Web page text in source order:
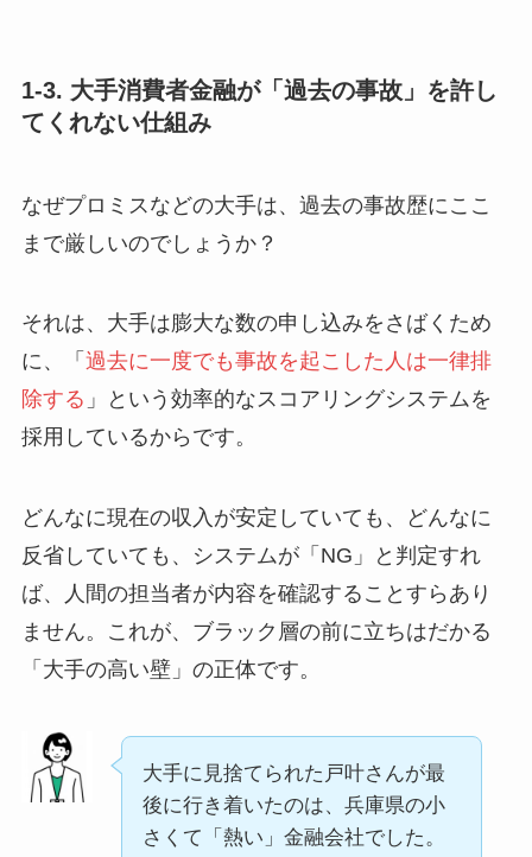
1-3. 大手消費者金融が「過去の事故」を許し
てくれない仕組み
なぜプロミスなどの大手は、過去の事故歴にここ
まで厳しいのでしょうか？
それは、大手は膨大な数の申し込みをさばくため
に、「 過去に一度でも事故を起こした人は一律排
除する 」という効率的なスコアリングシステムを
採用しているからです。
どんなに現在の収入が安定していても、どんなに
反省していても、システムが「NG」と判定すれ
ば、人間の担当者が内容を確認することすらあり
ません。これが、ブラック層の前に立ちはだかる
「大手の高い壁」の正体です。
大手に見捨てられた戸叶さんが最
後に行き着いたのは、兵庫県の小
さくて「熱い」金融会社でした。